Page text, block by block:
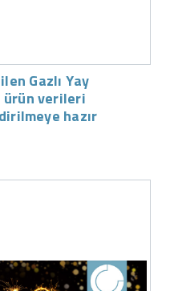
Gazlı Yay
ürün verileri
hazır